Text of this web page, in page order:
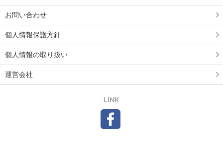
お問い合わせ
個人情報保護方針
個人情報の取り扱い
運営会社
LINK